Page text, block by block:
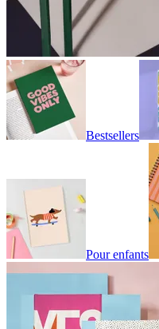
Bestsellers
Pour enfants